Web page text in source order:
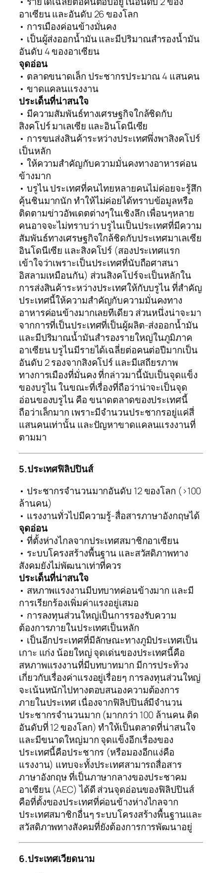
อาเซียน และอันดับ 26 ของโลก
• การเมืองค่อนข้างมั่นคง
• เป็นผู้ส่งออกน้ำมัน และมีปริมาณสำรองน้ำมัน
อันดับ 4 ของอาเซียน
จุดอ่อน
• ตลาดขนาดเล็ก ประชากรประมาณ 4 แสนคน
• ขาดแคลนแรงงาน
ประเด็นที่น่าสนใจ
• มีความสัมพันธ์ทางเศรษฐกิจใกล้ชิดกับ
สิงคโปร์ มาเลเซีย และอินโดนีเซีย
• การขนส่งสินค้าระหว่างประเทศพึ่งพาสิงคโปร์
เป็นหลัก
• ให้ความสำคัญกับความมั่นคงทางอาหารค่อน
ข้างมาก
• บรูไน ประเทศที่คนไทยหลายคนไม่ค่อยจะรู้สึก
คุ้นชินมากนัก ทำให้ไม่ค่อยได้ทราบข้อมูลหรือ
ติดตามข่าวอัพเดตต่างๆในเชิงลึก เพื่อนๆหลาย
คนอาจจะไม่ทราบว่า บรูไนเป็นประเทศที่มีความ
สัมพันธ์ทางเศรษฐกิจใกล้ชิดกับประเทศมาเลเซีย
อินโดนีเซีย และสิงคโปร์ (สองประเทศแรก
เข้าใจว่าเพราะเป็นประเทศที่นับถือศาสนา
อิสลามเหมือนกัน) ส่วนสิงคโปร์จะเป็นหลักใน
การส่งสินค้าระหว่างประเทศให้กับบรูไน ที่สำคัญ
ประเทศนี้ให้ความสำคัญกับความมั่นคงทาง
อาหารค่อนข้างมากเลยทีเดียว ส่วนหนึ่งน่าจะมา
จากการที่เป็นประเทศที่เป็นผู้ผลิต-ส่งออกน้ำมัน
และมีปริมาณน้ำมันสำรองรายใหญ่ในภูมิภาค
อาเซียน บรูไนมีรายได้เฉลี่ยต่อคนต่อปีมากเป็น
อันดับ 2 รองจากสิงคโปร์ และมีเสถียรภาพ
ทางการเมืองที่มั่นคง ที่กล่าวมานี้นับเป็นจุดแข็ง
ของบรูไน ในขณะที่เรื่องที่ถือว่าน่าจะเป็นจุด
อ่อนของบรูไน คือ ขนาดตลาดของประเทศนี้
ถือว่าเล็กมาก เพราะมีจำนวนประชากรอยู่แค่สี่
แสนคนเท่านั้น และปัญหาขาดแคลนแรงงานที่
ตามมา
5.ประเทศฟิลิปปินส์
• ประชากรจำนวนมากอันดับ 12 ของโลก (>100
ล้านคน)
• แรงงานทั่วไปมีความรู้-สื่อสารภาษาอังกฤษได้
จุดอ่อน
• ที่ตั้งห่างไกลจากประเทศสมาชิกอาเซียน
• ระบบโครงสร้างพื้นฐาน และสวัสดิภาพทาง
สังคมยังไม่พัฒนาเท่าที่ควร
ประเด็นที่น่าสนใจ
• สหภาพแรงงานมีบทบาทค่อนข้างมาก และมี
การเรียกร้องเพิ่มค่าแรงอยู่เสมอ
• การลงทุนส่วนใหญ่เป็นการรองรับความ
ต้องการภายในประเทศเป็นหลัก
• เป็นอีกประเทศที่มีลักษณะทางภูมิประเทศเป็น
เกาะ แก่ง น้อยใหญ่ จุดเด่นของประเทศนี้คือ
สหภาพแรงงานที่มีบทบาทมาก มีการประท้วง
เกี่ยวกับเรื่องค่าแรงอยู่เรื่อยๆ การลงทุนส่วนใหญ่
จะเน้นหนักไปทางตอบสนองความต้องการ
ภายในประเทศ เนื่องจากฟิลิปปินส์มีจำนวน
ประชากรจำนวนมาก (มากกว่า 100 ล้านคน ติด
อันดับที่ 12 ของโลก) ทำให้เป็นตลาดที่น่าสนใจ
และมีขนาดใหญ่มาก จุดแข็งอีกเรื่องของ
ประเทศนี้คือประชากร (หรือมองอีกแง่คือ
แรงงาน) แทบจะทั้งประเทศสามารถสื่อสาร
ภาษาอังกฤษ ที่เป็นภาษากลางของประชาคม
อาเซียน (AEC) ได้ดี ส่วนจุดอ่อนของฟิลิปปินส์
คือที่ตั้งของประเทศที่ค่อนข้างห่างไกลจาก
ประเทศสมาชิกอื่นๆ ระบบโครงสร้างพื้นฐานและ
สวัสดิภาพทางสังคมที่ยังต้องการการพัฒนาอยู่
6.ประเทศเวียดนาม